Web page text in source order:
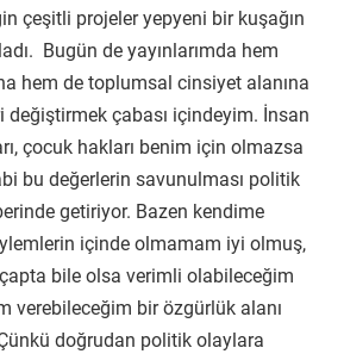
çeşitli projeler yepyeni bir kuşağın
Bugün de yayınlarımda hem
hem de toplumsal cinsiyet alanına
değiştirmek çabası içindeyim. İnsan
çocuk hakları benim için olmazsa
bu değerlerin savunulması politik
getiriyor. Bazen kendime
içinde olmamam iyi olmuş,
bile olsa verimli olabileceğim
verebileceğim bir özgürlük alanı
doğrudan politik olaylara